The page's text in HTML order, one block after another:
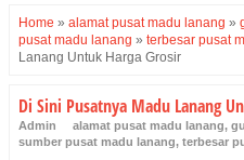
Home » alamat pusat madu lanang »
pusat madu lanang » terbesar pusat
Lanang Untuk Harga Grosir
Di Sini Pusatnya Madu Lanang
Admin alamat pusat madu lanang,
sumber pusat madu lanang, terbesar